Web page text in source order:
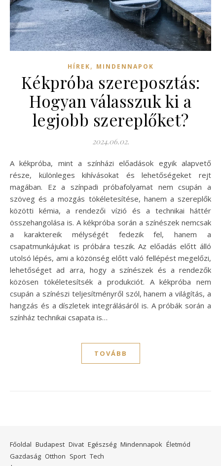
HÍREK, MINDENNAPOK
Kékpróba szereposztás:
Hogyan válasszuk ki a
legjobb szereplőket?
2024.06.02.
A kékpróba, mint a színházi előadások egyik alapvető
része, különleges kihívásokat és lehetőségeket rejt
magában. Ez a színpadi próbafolyamat nem csupán a
szöveg és a mozgás tökéletesítése, hanem a szereplők
közötti kémia, a rendezői vízió és a technikai háttér
összehangolása is. A kékpróba során a színészek nemcsak
a karaktereik mélységét fedezik fel, hanem a
csapatmunkájukat is próbára teszik. Az előadás előtt álló
utolsó lépés, ami a közönség előtt való fellépést megelőzi,
lehetőséget ad arra, hogy a színészek és a rendezők
közösen tökéletesítsék a produkciót. A kékpróba nem
csupán a színészi teljesítményről szól, hanem a világítás, a
hangzás és a díszletek integrálásáról is. A próbák során a
színház technikai csapata is…
TOVÁBB
Főoldal Budapest Divat Egészség Mindennapok Életmód
Gazdaság Otthon Sport Tech